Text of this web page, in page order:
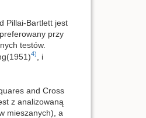
Pillai-Bartlett jest
przy
testów.
4)
, i
and Cross
z analizowaną
mieszanych), a